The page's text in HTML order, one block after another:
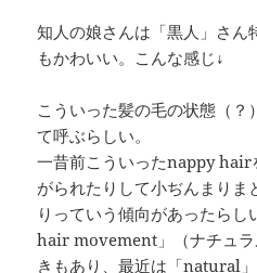
知人の娘さんは「黒人」さん
もかわいい。こんな感じ↓
こういった髪の毛の状態（
て呼ぶらしい。
一昔前こういったnappy hair
がられたりして小ぢんまりま
りっていう傾向があったら
hair movement」（ナチュラ
きもあり、最近は「natural